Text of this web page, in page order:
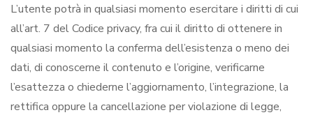
L’utente potrà in qualsiasi momento esercitare i diritti di cui
all’art. 7 del Codice privacy, fra cui il diritto di ottenere in
qualsiasi momento la conferma dell’esistenza o meno dei
dati, di conoscerne il contenuto e l’origine, verificarne
l’esattezza o chiederne l’aggiornamento, l’integrazione, la
rettifica oppure la cancellazione per violazione di legge,